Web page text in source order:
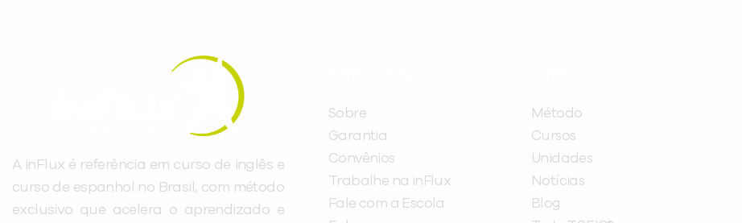
A inFlux é referência em curso de inglês e
curso de espanhol no Brasil, com método
exclusivo que acelera o aprendizado e
Sobre
Garantia
Convênios
Trabalhe na inFlux
Fale com a Escola
Método
Cursos
Unidades
Notícias
Blog